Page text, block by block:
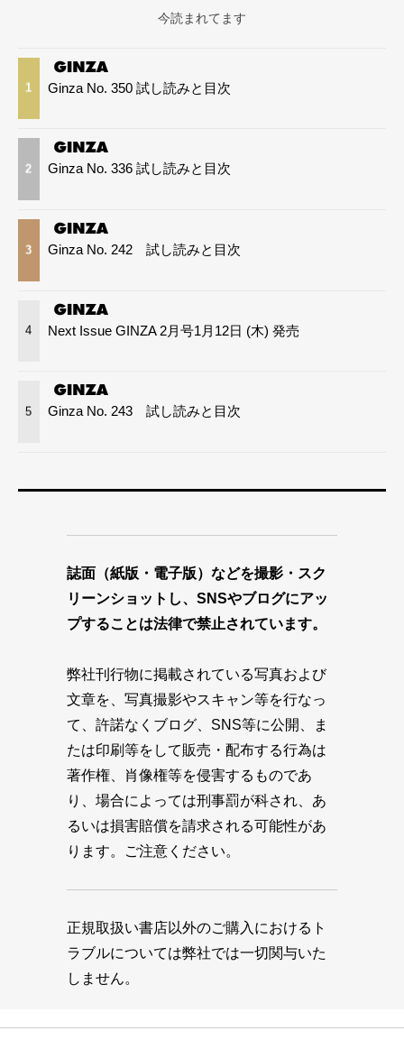
今読まれてます
1 Ginza No. 350 試し読みと目次
2 Ginza No. 336 試し読みと目次
3 Ginza No. 242 試し読みと目次
4 Next Issue GINZA 2月号1月12日 (木) 発売
5 Ginza No. 243 試し読みと目次
誌面（紙版・電子版）などを撮影・スク
リーンショットし、SNSやブログにアッ
プすることは法律で禁止されています。
弊社刊行物に掲載されている写真および
文章を、写真撮影やスキャン等を行なっ
て、許諾なくブログ、SNS等に公開、ま
たは印刷等をして販売・配布する行為は
著作権、肖像権等を侵害するものであ
り、場合によっては刑事罰が科され、あ
るいは損害賠償を請求される可能性があ
ります。ご注意ください。
正規取扱い書店以外のご購入におけるト
ラブルについては弊社では一切関与いた
しません。